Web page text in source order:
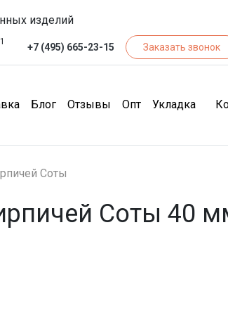
изделий
+7 (495) 665-23-15 Заказать звонок
(Доставка)
Блог(Блог)
Отзывы (Отзывы)
Опт(Опт)Укладка
Соты
Соты 40